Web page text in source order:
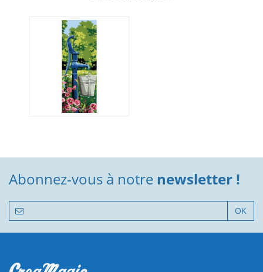
Abonnez-vous à notre newsletter !
OK